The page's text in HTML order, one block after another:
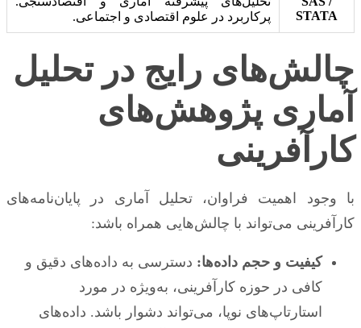
STATA
پرکاربرد در علوم اقتصادی و اجتماعی.
چالش‌های رایج در تحلیل
آماری پژوهش‌های
کارآفرینی
با وجود اهمیت فراوان، تحلیل آماری در پایان‌نامه‌های
کارآفرینی می‌تواند با چالش‌هایی همراه باشد:
کیفیت و حجم داده‌ها: دسترسی به داده‌های دقیق و
کافی در حوزه کارآفرینی، به‌ویژه در مورد
استارتاپ‌های نوپا، می‌تواند دشوار باشد. داده‌های